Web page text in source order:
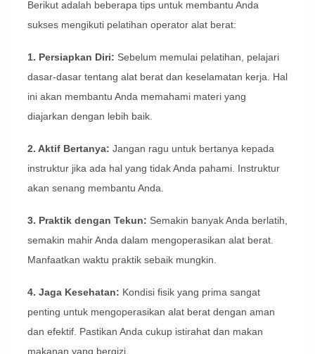
Berikut adalah beberapa tips untuk membantu Anda
sukses mengikuti pelatihan operator alat berat:
1. Persiapkan Diri: Sebelum memulai pelatihan, pelajari
dasar-dasar tentang alat berat dan keselamatan kerja. Hal
ini akan membantu Anda memahami materi yang
diajarkan dengan lebih baik.
2. Aktif Bertanya: Jangan ragu untuk bertanya kepada
instruktur jika ada hal yang tidak Anda pahami. Instruktur
akan senang membantu Anda.
3. Praktik dengan Tekun: Semakin banyak Anda berlatih,
semakin mahir Anda dalam mengoperasikan alat berat.
Manfaatkan waktu praktik sebaik mungkin.
4. Jaga Kesehatan: Kondisi fisik yang prima sangat
penting untuk mengoperasikan alat berat dengan aman
dan efektif. Pastikan Anda cukup istirahat dan makan
makanan yang bergizi.